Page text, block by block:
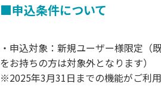
■申込条件について
・申込対象：新規ユーザー様限定（
をお持ちの方は対象外となります）
※2025年3月31日までの機能がご利